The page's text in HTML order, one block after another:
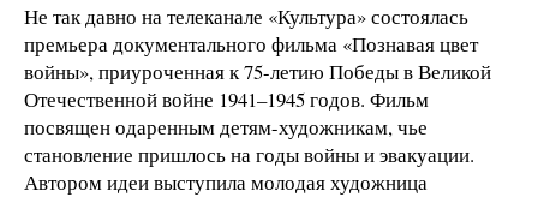
Не так давно на телеканале «Культура» состоялась
премьера документального фильма «Познавая цвет
войны», приуроченная к 75-летию Победы в Великой
Отечественной войне 1941–1945 годов. Фильм
посвящен одаренным детям-художникам, чье
становление пришлось на годы войны и эвакуации.
Автором идеи выступила молодая художница